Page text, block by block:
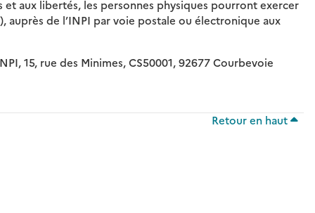
aux libertés, les personnes physiques pourront exercer
de l’INPI par voie postale ou électronique aux
15, rue des Minimes, CS50001, 92677 Courbevoie
Retour en haut